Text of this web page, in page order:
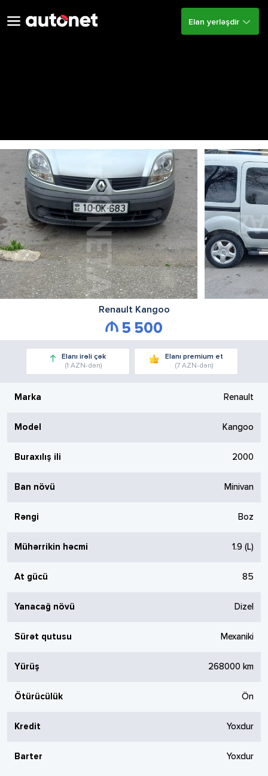
Elan yerləşdir
Renault Kangoo
5 500
Elanı irəli çək
(1 AZN-dən)
Elanı premium et
(7 AZN-dən)
Marka Renault
Model Kangoo
Buraxılış ili 2000
Ban növü Minivan
Rəngi Boz
Mühərrikin həcmi 1.9 (L)
At gücü 85
Yanacağ növü Dizel
Sürət qutusu Mexaniki
Yürüş 268000 km
Ötürücülük Ön
Kredit Yoxdur
Barter Yoxdur